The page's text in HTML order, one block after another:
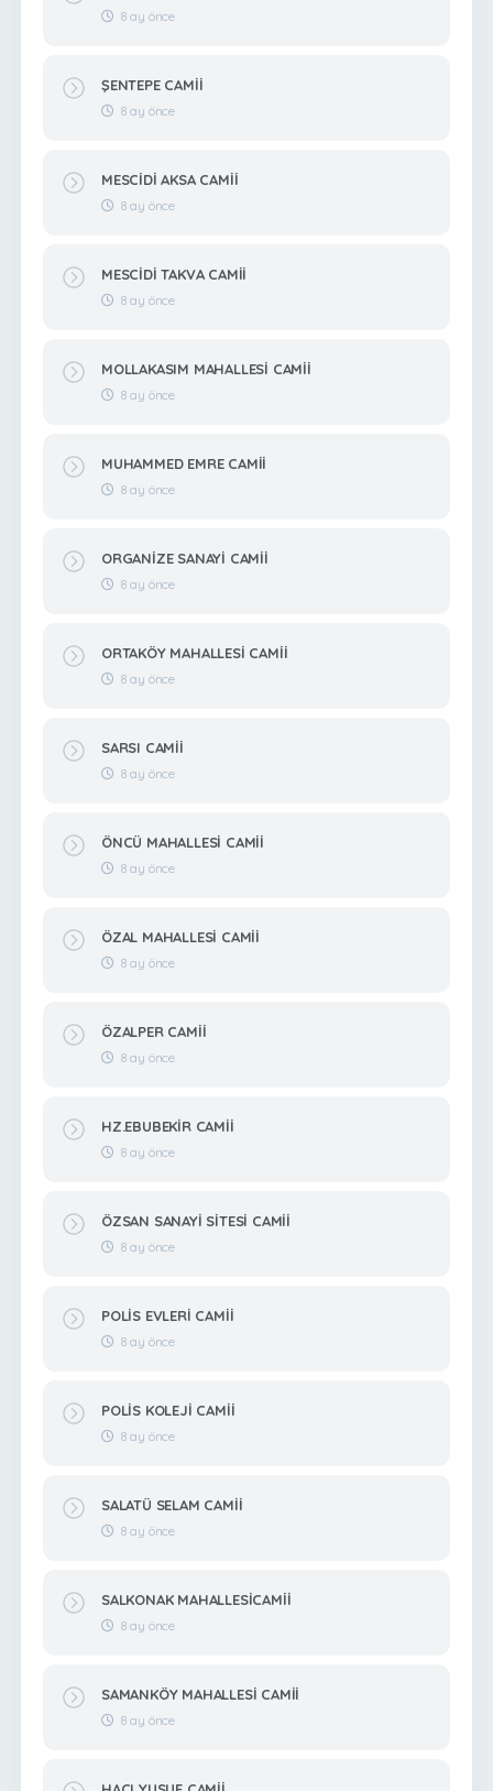
8 ay önce
ŞENTEPE CAMİİ
8 ay önce
MESCİDİ AKSA CAMİİ
8 ay önce
MESCİDİ TAKVA CAMİİ
8 ay önce
MOLLAKASIM MAHALLESİ CAMİİ
8 ay önce
MUHAMMED EMRE CAMİİ
8 ay önce
ORGANİZE SANAYİ CAMİİ
8 ay önce
ORTAKÖY MAHALLESİ CAMİİ
8 ay önce
SARSI CAMİİ
8 ay önce
ÖNCÜ MAHALLESİ CAMİİ
8 ay önce
ÖZAL MAHALLESİ CAMİİ
8 ay önce
ÖZALPER CAMİİ
8 ay önce
HZ.EBUBEKİR CAMİİ
8 ay önce
ÖZSAN SANAYİ SİTESİ CAMİİ
8 ay önce
POLİS EVLERİ CAMİİ
8 ay önce
POLİS KOLEJİ CAMİİ
8 ay önce
SALATÜ SELAM CAMİİ
8 ay önce
SALKONAK MAHALLESİCAMİİ
8 ay önce
SAMANKÖY MAHALLESİ CAMİİ
8 ay önce